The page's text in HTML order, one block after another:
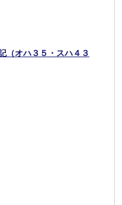
（オハ３５・スハ４３